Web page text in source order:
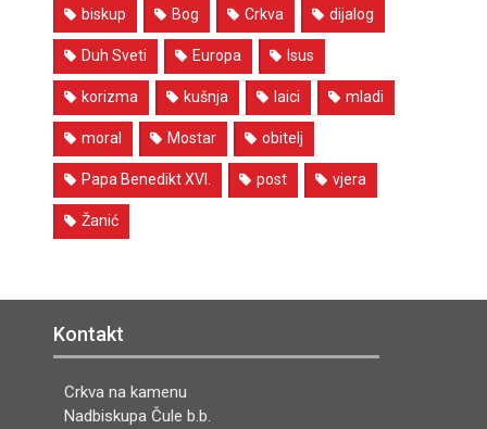
biskup Bog Crkva dijalog
Duh Sveti Europa Isus
korizma kušnja laici mladi
moral Mostar obitelj
Papa Benedikt XVI. post vjera
Žanić
Kontakt
Crkva na kamenu
Nadbiskupa Čule b.b.